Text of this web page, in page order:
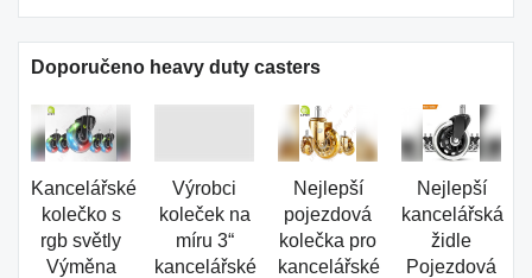
Doporučeno heavy duty casters
Kancelářské
kolečko s
rgb světly
Výměna
Výrobci
koleček na
míru 3“
kancelářské
Nejlepší
pojezdová
kolečka pro
kancelářské
Nejlepší
kancelářská
židle
Pojezdová